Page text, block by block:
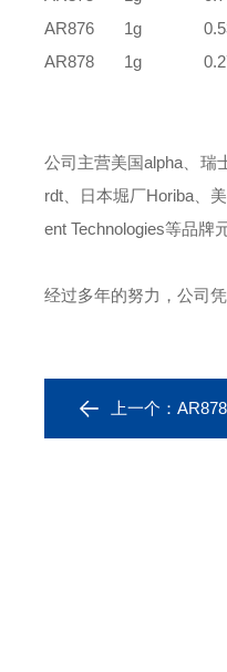
AR876
1g
AR878
1g
公司主营美国alpha、瑞
rdt、日本堀厂Horiba、
ent Technologies等品牌
经过多年的努力，公司
上一个：